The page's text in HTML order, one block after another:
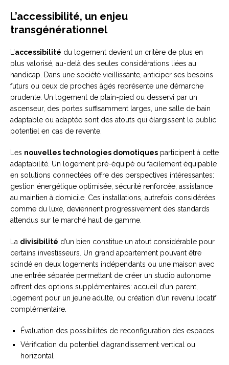
L’accessibilité, un enjeu
transgénérationnel
L’accessibilité du logement devient un critère de plus en
plus valorisé, au-delà des seules considérations liées au
handicap. Dans une société vieillissante, anticiper ses besoins
futurs ou ceux de proches âgés représente une démarche
prudente. Un logement de plain-pied ou desservi par un
ascenseur, des portes suffisamment larges, une salle de bain
adaptable ou adaptée sont des atouts qui élargissent le public
potentiel en cas de revente.
Les nouvelles technologies domotiques participent à cette
adaptabilité. Un logement pré-équipé ou facilement équipable
en solutions connectées offre des perspectives intéressantes:
gestion énergétique optimisée, sécurité renforcée, assistance
au maintien à domicile. Ces installations, autrefois considérées
comme du luxe, deviennent progressivement des standards
attendus sur le marché haut de gamme.
La divisibilité d’un bien constitue un atout considérable pour
certains investisseurs. Un grand appartement pouvant être
scindé en deux logements indépendants ou une maison avec
une entrée séparée permettant de créer un studio autonome
offrent des options supplémentaires: accueil d’un parent,
logement pour un jeune adulte, ou création d’un revenu locatif
complémentaire.
Évaluation des possibilités de reconfiguration des espaces
Vérification du potentiel d’agrandissement vertical ou
horizontal